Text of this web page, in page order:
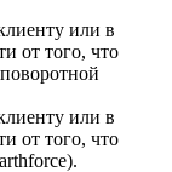
или в
от того, что
или в
от того, что